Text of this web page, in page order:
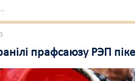
прафсаюзу РЭП